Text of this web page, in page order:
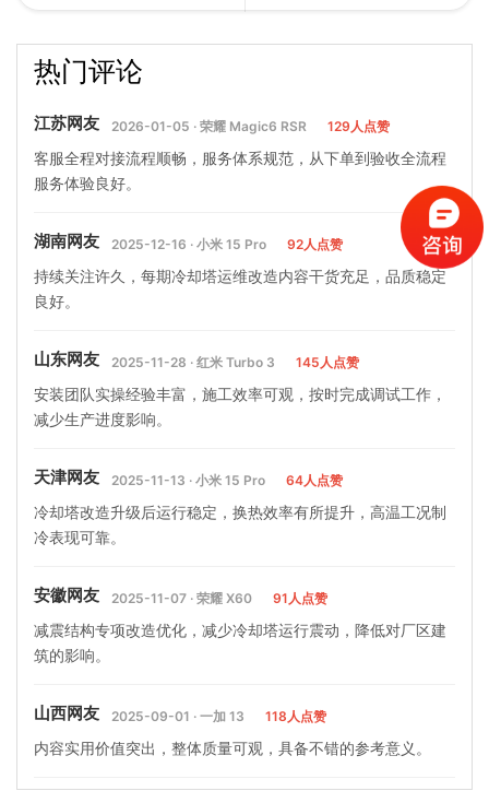
头分哪几种…
热门评论
江苏网友 2026-01-05 · 荣耀 Magic6 RSR 129人点赞
客服全程对接流程顺畅，服务体系规范，从下单到验收全流程
服务体验良好。
湖南网友 2025-12-16 · 小米 15 Pro 92人点赞
持续关注许久，每期冷却塔运维改造内容干货充足，品质稳定
良好。
山东网友 2025-11-28 · 红米 Turbo 3 145人点赞
安装团队实操经验丰富，施工效率可观，按时完成调试工作，
减少生产进度影响。
天津网友 2025-11-13 · 小米 15 Pro 64人点赞
冷却塔改造升级后运行稳定，换热效率有所提升，高温工况制
冷表现可靠。
安徽网友 2025-11-07 · 荣耀 X60 91人点赞
减震结构专项改造优化，减少冷却塔运行震动，降低对厂区建
筑的影响。
山西网友 2025-09-01 · 一加 13 118人点赞
内容实用价值突出，整体质量可观，具备不错的参考意义。